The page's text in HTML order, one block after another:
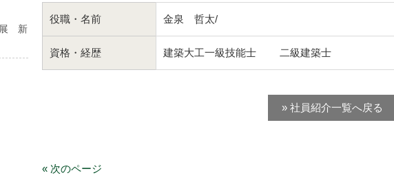
役職・名前 金泉 哲太/
資格・経歴 建築大工一級技能士 二級建築士
» 社員紹介一覧へ戻る
« 次のページ
展 新